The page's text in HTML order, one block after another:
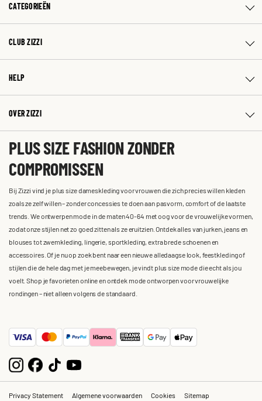
CATEGORIEËN
CLUB ZIZZI
HELP
OVER ZIZZI
PLUS SIZE FASHION ZONDER
COMPROMISSEN
Bij Zizzi vind je plus size dameskleding voor vrouwen die zich precies willen kleden
zoals ze zelf willen – zonder concessies te doen aan pasvorm, comfort of de laatste
trends. We ontwerpen mode in de maten 40-64 met oog voor de vrouwelijke vormen,
zodat onze stijlen net zo goed zitten als ze eruitzien. Ontdek alles van jurken, jeans en
blouses tot zwemkleding, lingerie, sportkleding, extra brede schoenen en
accessoires. Of je nu op zoek bent naar een nieuwe alledaagse look, feestkleding of
stijlen die de hele dag met je meebewegen, je vindt plus size mode die echt als jou
voelt. Shop je favorieten online en ontdek mode ontworpen voor vrouwelijke
rondingen – niet alleen volgens de standaard.
Privacy Statement Algemene voorwaarden Cookies Sitemap